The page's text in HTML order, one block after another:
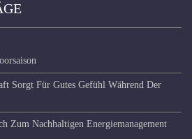
Sorgt Für Gutes Gefühl Während Der
Zum Nachhaltigen Energiemanagement